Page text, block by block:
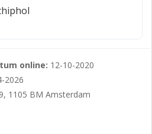
online: 12-10-2020
2026
1105 BM Amsterdam